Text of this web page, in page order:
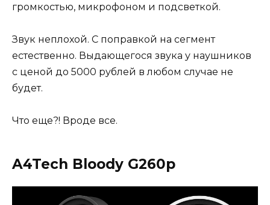
громкостью, микрофоном и подсветкой.
Звук неплохой. С поправкой на сегмент
естественно. Выдающегося звука у наушников
с ценой до 5000 рублей в любом случае не
будет.
Что еще?! Вроде все.
A4Tech Bloody G260p